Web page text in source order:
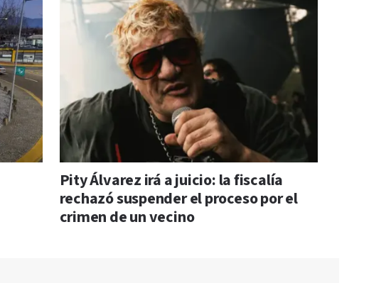
Pity Álvarez irá a juicio: la fiscalía
rechazó suspender el proceso por el
crimen de un vecino